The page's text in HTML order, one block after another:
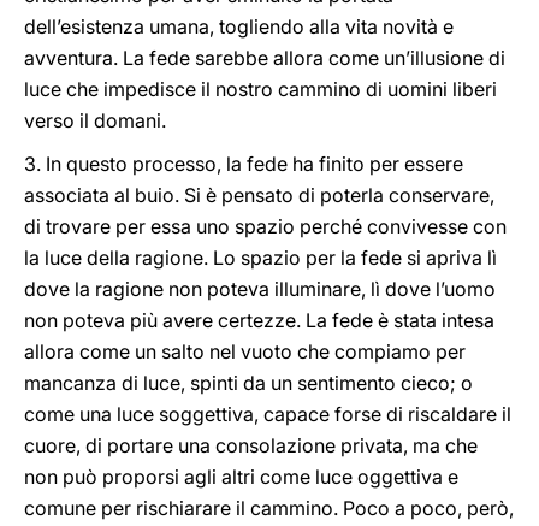
dell’esistenza umana, togliendo alla vita novità e
avventura. La fede sarebbe allora come un’illusione di
luce che impedisce il nostro cammino di uomini liberi
verso il domani.
3. In questo processo, la fede ha finito per essere
associata al buio. Si è pensato di poterla conservare,
di trovare per essa uno spazio perché convivesse con
la luce della ragione. Lo spazio per la fede si apriva lì
dove la ragione non poteva illuminare, lì dove l’uomo
non poteva più avere certezze. La fede è stata intesa
allora come un salto nel vuoto che compiamo per
mancanza di luce, spinti da un sentimento cieco; o
come una luce soggettiva, capace forse di riscaldare il
cuore, di portare una consolazione privata, ma che
non può proporsi agli altri come luce oggettiva e
comune per rischiarare il cammino. Poco a poco, però,